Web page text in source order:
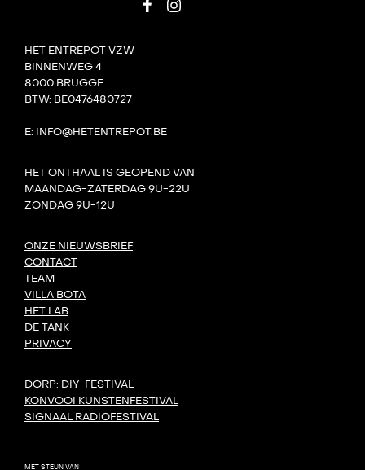
HET ENTREPOT VZW
BINNENWEG 4
8000 BRUGGE
BTW: BE0476480727
E: INFO@HETENTREPOT.BE
HET ONTHAAL IS GEOPEND VAN
MAANDAG-ZATERDAG 9U-22U
ZONDAG 9U-12U
ONZE NIEUWSBRIEF
CONTACT
TEAM
VILLA BOTA
HET LAB
DE TANK
PRIVACY
DORP: DIY-FESTIVAL
KONVOOI KUNSTENFESTIVAL
SIGNAAL RADIOFESTIVAL
MET STEUN VAN